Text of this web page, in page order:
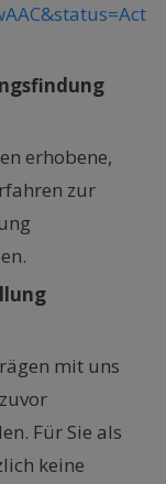
erhobene,
zur
mit uns
Für Sie als
keine